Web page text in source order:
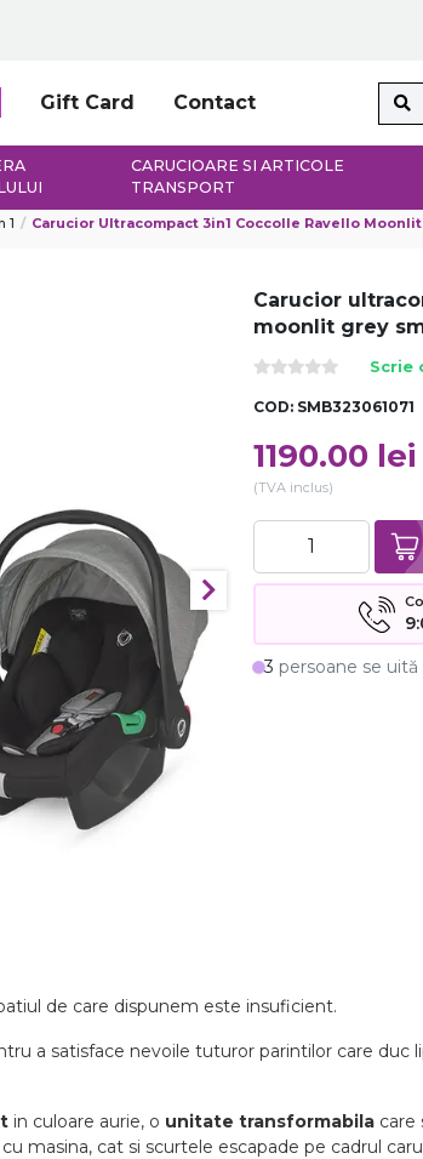
Gift Card Contact
CARUCIOARE SI ARTICOLE
TRANSPORT
1 Carucior Ultracompact 3in1 Coccolle Ravello Moonlit
Carucior
moonlit grey
Scrie
COD: SMB323061071
1190.00 lei
(TVA inclus)
3 persoane se
de care dispunem este insuficient.
a satisface nevoile tuturor parintilor care duc
in culoare aurie, o unitate transformabila care
masina, cat si scurtele escapade pe cadrul